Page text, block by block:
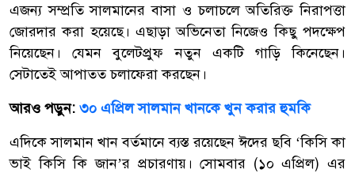
এজন্য সম্প্রতি সালমানের বাসা ও চলাচলে অতিরিক্ত নিরাপত্তা
জোরদার করা হয়েছে। এছাড়া অভিনেতা নিজেও কিছু পদক্ষেপ
নিয়েছেন। যেমন বুলেটপ্রুফ নতুন একটি গাড়ি কিনেছেন।
সেটাতেই আপাতত চলাফেরা করছেন।
আরও পড়ুন: ৩০ এপ্রিল সালমান খানকে খুন করার হুমকি
এদিকে সালমান খান বর্তমানে ব্যস্ত রয়েছেন ঈদের ছবি ‘কিসি কা
ভাই কিসি কি জান’র প্রচারণায়। সোমবার (১০ এপ্রিল) এর